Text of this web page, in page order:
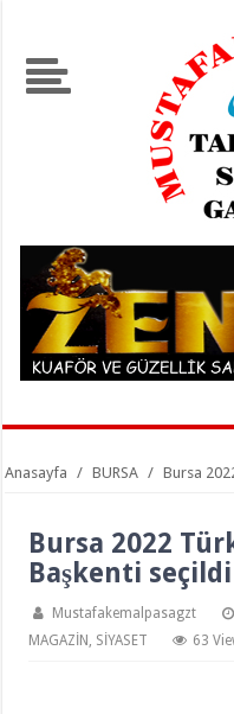
Anasayfa / BURSA / Bursa
Bursa 2022
Başkenti seçildi
Mustafakemalpasagzt
MAGAZİN SİYASET 63